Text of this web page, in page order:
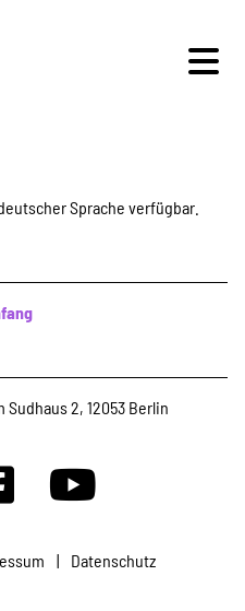
Sprache verfügbar.
2, 12053 Berlin
| Datenschutz